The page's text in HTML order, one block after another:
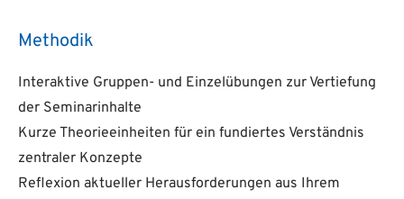
Methodik
Interaktive Gruppen- und Einzelübungen zur Vertiefung
der Seminarinhalte
Kurze Theorieeinheiten für ein fundiertes Verständnis
zentraler Konzepte
Reflexion aktueller Herausforderungen aus Ihrem